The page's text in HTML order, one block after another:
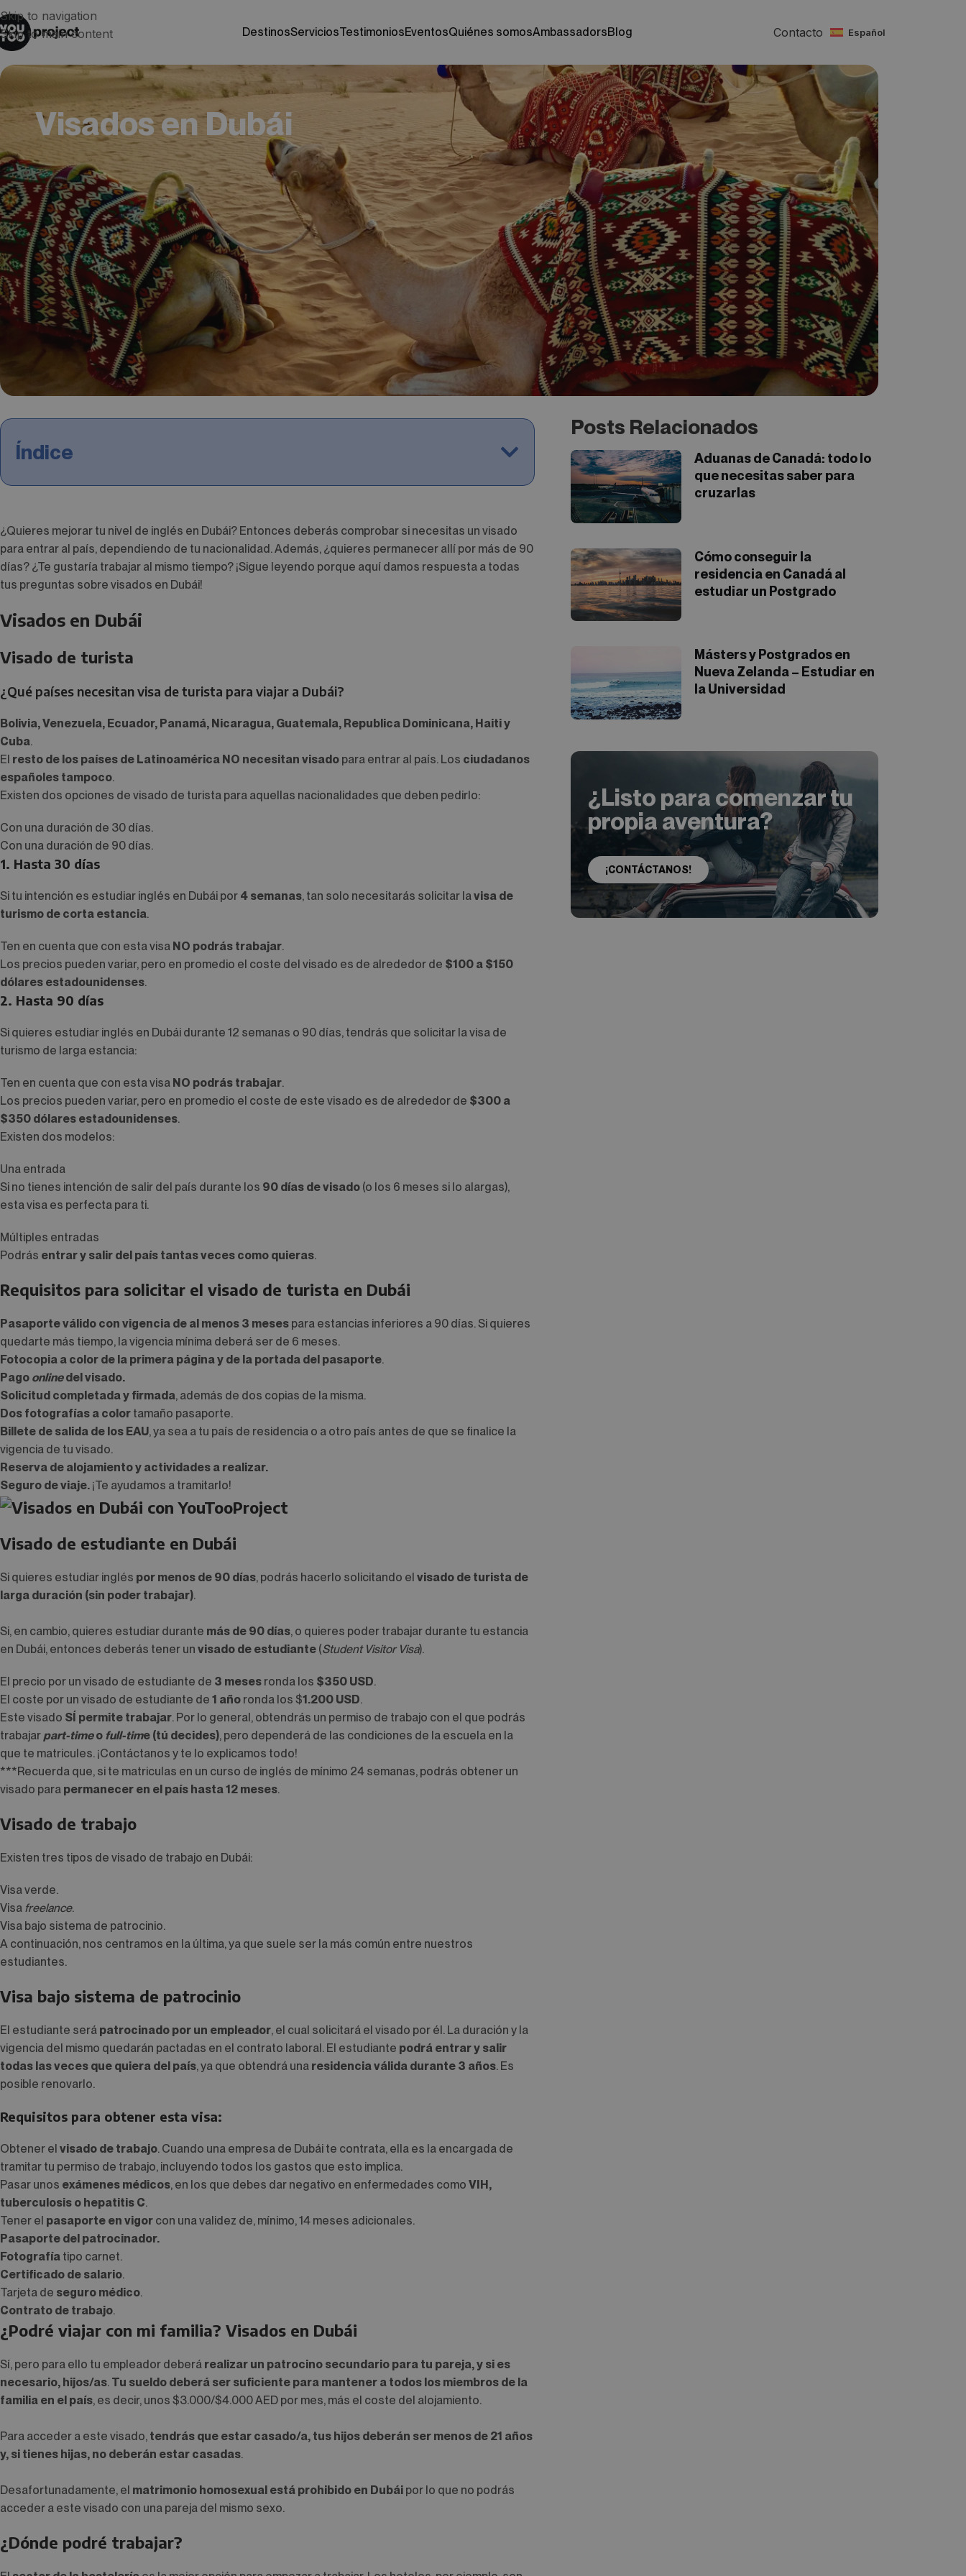
Skip to navigation
Skip to main content
destinos servicios testimonios eventos quiénes somos ambassadors blog Contacto español
Visados en Dubái
Índice
¿Quieres mejorar tu nivel de inglés en Dubái? Entonces deberás comprobar si necesitas un visado
para entrar al país, dependiendo de tu nacionalidad. Además, ¿quieres permanecer allí por más de 90
días? ¿Te gustaría trabajar al mismo tiempo? ¡Sigue leyendo porque aquí damos respuesta a todas
tus preguntas sobre visados en Dubái!
Visados en Dubái
Visado de turista
¿Qué países necesitan visa de turista para viajar a Dubái?
Bolivia, Venezuela, Ecuador, Panamá, Nicaragua, Guatemala, Republica Dominicana, Haiti y
Cuba.
El resto de los países de Latinoamérica NO necesitan visado para entrar al país. Los ciudadanos
españoles tampoco.
Existen dos opciones de visado de turista para aquellas nacionalidades que deben pedirlo:
Con una duración de 30 días.
Con una duración de 90 días.
1. Hasta 30 días
Si tu intención es estudiar inglés en Dubái por 4 semanas, tan solo necesitarás solicitar lavisa de
turismo de corta estancia.
Ten en cuenta que con esta visa NO podrás trabajar.
Los precios pueden variar, pero en promedio el coste del visado es de alrededor de $100 a $150
dólares estadounidenses.
2. Hasta 90 días
Si quieres estudiar inglés en Dubái durante 12 semanas o 90 días, tendrás que solicitar la visa de
turismo de larga estancia:
Ten en cuenta que con esta visa NO podrás trabajar.
Los precios pueden variar, pero en promedio el coste de este visado es de alrededor de $300 a
$350 dólares estadounidenses.
Existen dos modelos:
Una entrada
Si no tienes intención de salir del país durante los 90 días de visado (o los 6 meses si lo alargas),
esta visa es perfecta para ti.
Múltiples entradas
Podrás entrar y salir del país tantas veces como quieras.
Requisitos para solicitar el visado de turista en Dubái
Pasaporte válido con vigencia de al menos 3 meses para estancias inferiores a 90 días. Si quieres
quedarte más tiempo, la vigencia mínima deberá ser de 6 meses.
Fotocopia a color de la primera página y de la portada del pasaporte.
Pago onlinedel visado.
Solicitud completada y firmada, además de dos copias de la misma.
Dos fotografías a color tamaño pasaporte.
Billete de salida de los EAU, ya sea a tu país de residencia o a otro país antes de que se finalice la
vigencia de tu visado.
Reserva de alojamiento y actividades a realizar.
Seguro de viaje. ¡Te ayudamos a tramitarlo!
Visado de estudiante en Dubái
Si quieres estudiar inglés por menos de 90 días, podrás hacerlo solicitando el visado de turista de
larga duración (sin poder trabajar).
Si, en cambio, quieres estudiar durante más de 90 días, o quieres poder trabajar durante tu estancia
en Dubái, entonces deberás tener un visado de estudiante (Student Visitor Visa).
El precio por un visado de estudiante de 3 meses ronda los $350 USD.
El coste por un visado de estudiante de 1 año ronda los $1.200 USD.
Este visado SÍ permite trabajar. Por lo general, obtendrás un permiso de trabajo con el que podrás
trabajar part-timeo full-time (tú decides), pero dependerá de las condiciones de la escuela en la
que te matricules. ¡Contáctanos y te lo explicamos todo!
***Recuerda que, si te matriculas en un curso de inglés de mínimo 24 semanas, podrás obtener un
visado para permanecer en el país hasta 12 meses.
Visado de trabajo
Existen tres tipos de visado de trabajo en Dubái:
Visa verde.
Visa freelance.
Visa bajo sistema de patrocinio.
A continuación, nos centramos en la última, ya que suele ser la más común entre nuestros
estudiantes.
Visa bajo sistema de patrocinio
El estudiante será patrocinado por un empleador, el cual solicitará el visado por él. La duración y la
vigencia del mismo quedarán pactadas en el contrato laboral. El estudiante podrá entrar y salir
todas las veces que quiera del país, ya que obtendrá una residencia válida durante 3 años. Es
posible renovarlo.
Requisitos para obtener esta visa:
Obtener el visado de trabajo. Cuando una empresa de Dubái te contrata, ella es la encargada de
tramitar tu permiso de trabajo, incluyendo todos los gastos que esto implica.
Pasar unos exámenes médicos, en los que debes dar negativo en enfermedades como VIH,
tuberculosis o hepatitis C.
Tener el pasaporte en vigor con una validez de, mínimo, 14 meses adicionales.
Pasaporte del patrocinador.
Fotografía tipo carnet.
Certificado de salario.
Tarjeta de seguro médico.
Contrato de trabajo.
¿Podré viajar con mi familia? Visados en Dubái
Sí, pero para ello tu empleador deberá realizar un patrocino secundario para tu pareja, y si es
necesario, hijos/as. Tu sueldo deberá ser suficiente para mantener a todos los miembros de la
familia en el país, es decir, unos $3.000/$4.000 AED por mes, más el coste del alojamiento.
Para acceder a este visado, tendrás que estar casado/a, tus hijos deberán ser menos de 21 años
y, si tienes hijas, no deberán estar casadas.
Desafortunadamente, el matrimonio homosexual está prohibido en Dubái por lo que no podrás
acceder a este visado con una pareja del mismo sexo.
¿Dónde podré trabajar?
Posts Relacionados
Aduanas de Canadá: todo lo
que necesitas saber para
cruzarlas
Cómo conseguir la
residencia en Canadá al
estudiar un Postgrado
Másters y Postgrados en
Nueva Zelanda – Estudiar en
la Universidad
¿Listo para comenzar tu
propia aventura?
¡CONTÁCTANOS!